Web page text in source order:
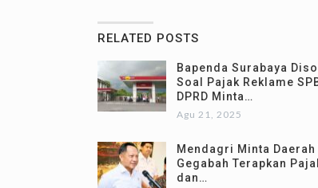
RELATED POSTS
Bapenda Surabaya
Soal Pajak Reklame
DPRD Minta…
Agu 21, 2025
Mendagri Minta Daerah
Gegabah Terapkan
dan…